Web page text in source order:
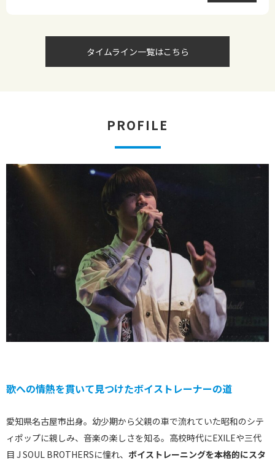
タイムライン一覧はこちら
PROFILE
歌への情熱を貫いて見つけたボイストレーナーの道
愛知県名古屋市出身。幼少期から父親の車で流れていた昭和のシテ
ィポップに親しみ、音楽の楽しさを知る。高校時代にEXILEや三代
目 J SOUL BROTHERSに憧れ、 ボイストレーニングを本格的にスタ